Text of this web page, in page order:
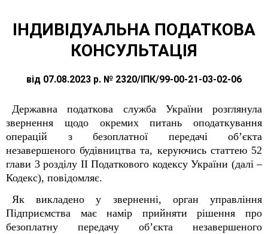
ІНДИВІДУАЛЬНА ПОДАТКОВА
КОНСУЛЬТАЦІЯ
від 07.08.2023 р. № 2320/ІПК/99-00-21-03-02-06
Державна податкова служба України розглянула
звернення щодо окремих питань оподаткування
операцій з безоплатної передачі об’єкта
незавершеного будівництва та, керуючись статтею 52
глави 3 розділу ІІ Податкового кодексу України (далі –
Кодекс), повідомляє.
Як викладено у зверненні, орган управління
Підприємства має намір прийняти рішення про
безоплатну передачу об’єкта незавершеного